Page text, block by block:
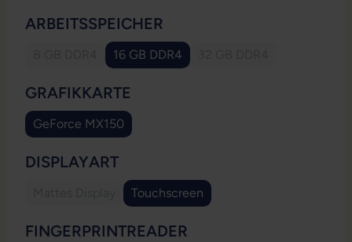
ARBEITSSPEICHER
(Diese Option ist zurzeit nicht verfügbar.)
16 GB DDR4
GRAFIKKARTE
GeForce MX150
DISPLAYARTAUSWÄHLEN
(Diese Option ist zurzeit nicht verfügbar.)
Touchscreen
FINGERPRINTREADER